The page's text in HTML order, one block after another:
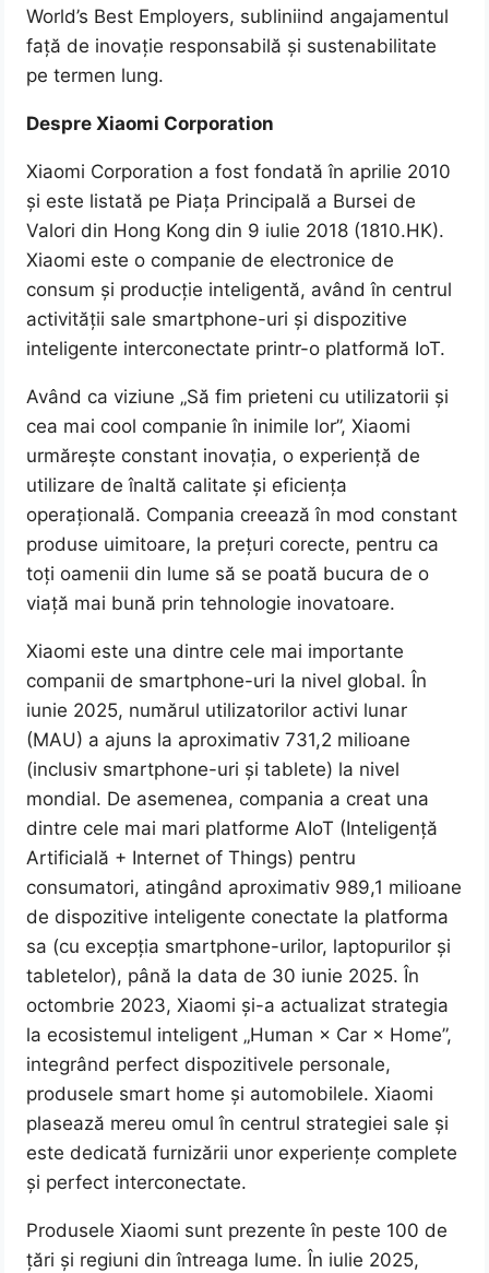
World’s Best Employers, subliniind angajamentul
față de inovație responsabilă și sustenabilitate
pe termen lung.
Despre Xiaomi Corporation
Xiaomi Corporation a fost fondată în aprilie 2010
și este listată pe Piața Principală a Bursei de
Valori din Hong Kong din 9 iulie 2018 (1810.HK).
Xiaomi este o companie de electronice de
consum și producție inteligentă, având în centrul
activității sale smartphone-uri și dispozitive
inteligente interconectate printr-o platformă IoT.
Având ca viziune „Să fim prieteni cu utilizatorii și
cea mai cool companie în inimile lor”, Xiaomi
urmărește constant inovația, o experiență de
utilizare de înaltă calitate și eficiența
operațională. Compania creează în mod constant
produse uimitoare, la prețuri corecte, pentru ca
toți oamenii din lume să se poată bucura de o
viață mai bună prin tehnologie inovatoare.
Xiaomi este una dintre cele mai importante
companii de smartphone-uri la nivel global. În
iunie 2025, numărul utilizatorilor activi lunar
(MAU) a ajuns la aproximativ 731,2 milioane
(inclusiv smartphone-uri și tablete) la nivel
mondial. De asemenea, compania a creat una
dintre cele mai mari platforme AIoT (Inteligență
Artificială + Internet of Things) pentru
consumatori, atingând aproximativ 989,1 milioane
de dispozitive inteligente conectate la platforma
sa (cu excepția smartphone-urilor, laptopurilor și
tabletelor), până la data de 30 iunie 2025. În
octombrie 2023, Xiaomi și-a actualizat strategia
la ecosistemul inteligent „Human × Car × Home”,
integrând perfect dispozitivele personale,
produsele smart home și automobilele. Xiaomi
plasează mereu omul în centrul strategiei sale și
este dedicată furnizării unor experiențe complete
și perfect interconectate.
Produsele Xiaomi sunt prezente în peste 100 de
țări și regiuni din întreaga lume. În iulie 2025,